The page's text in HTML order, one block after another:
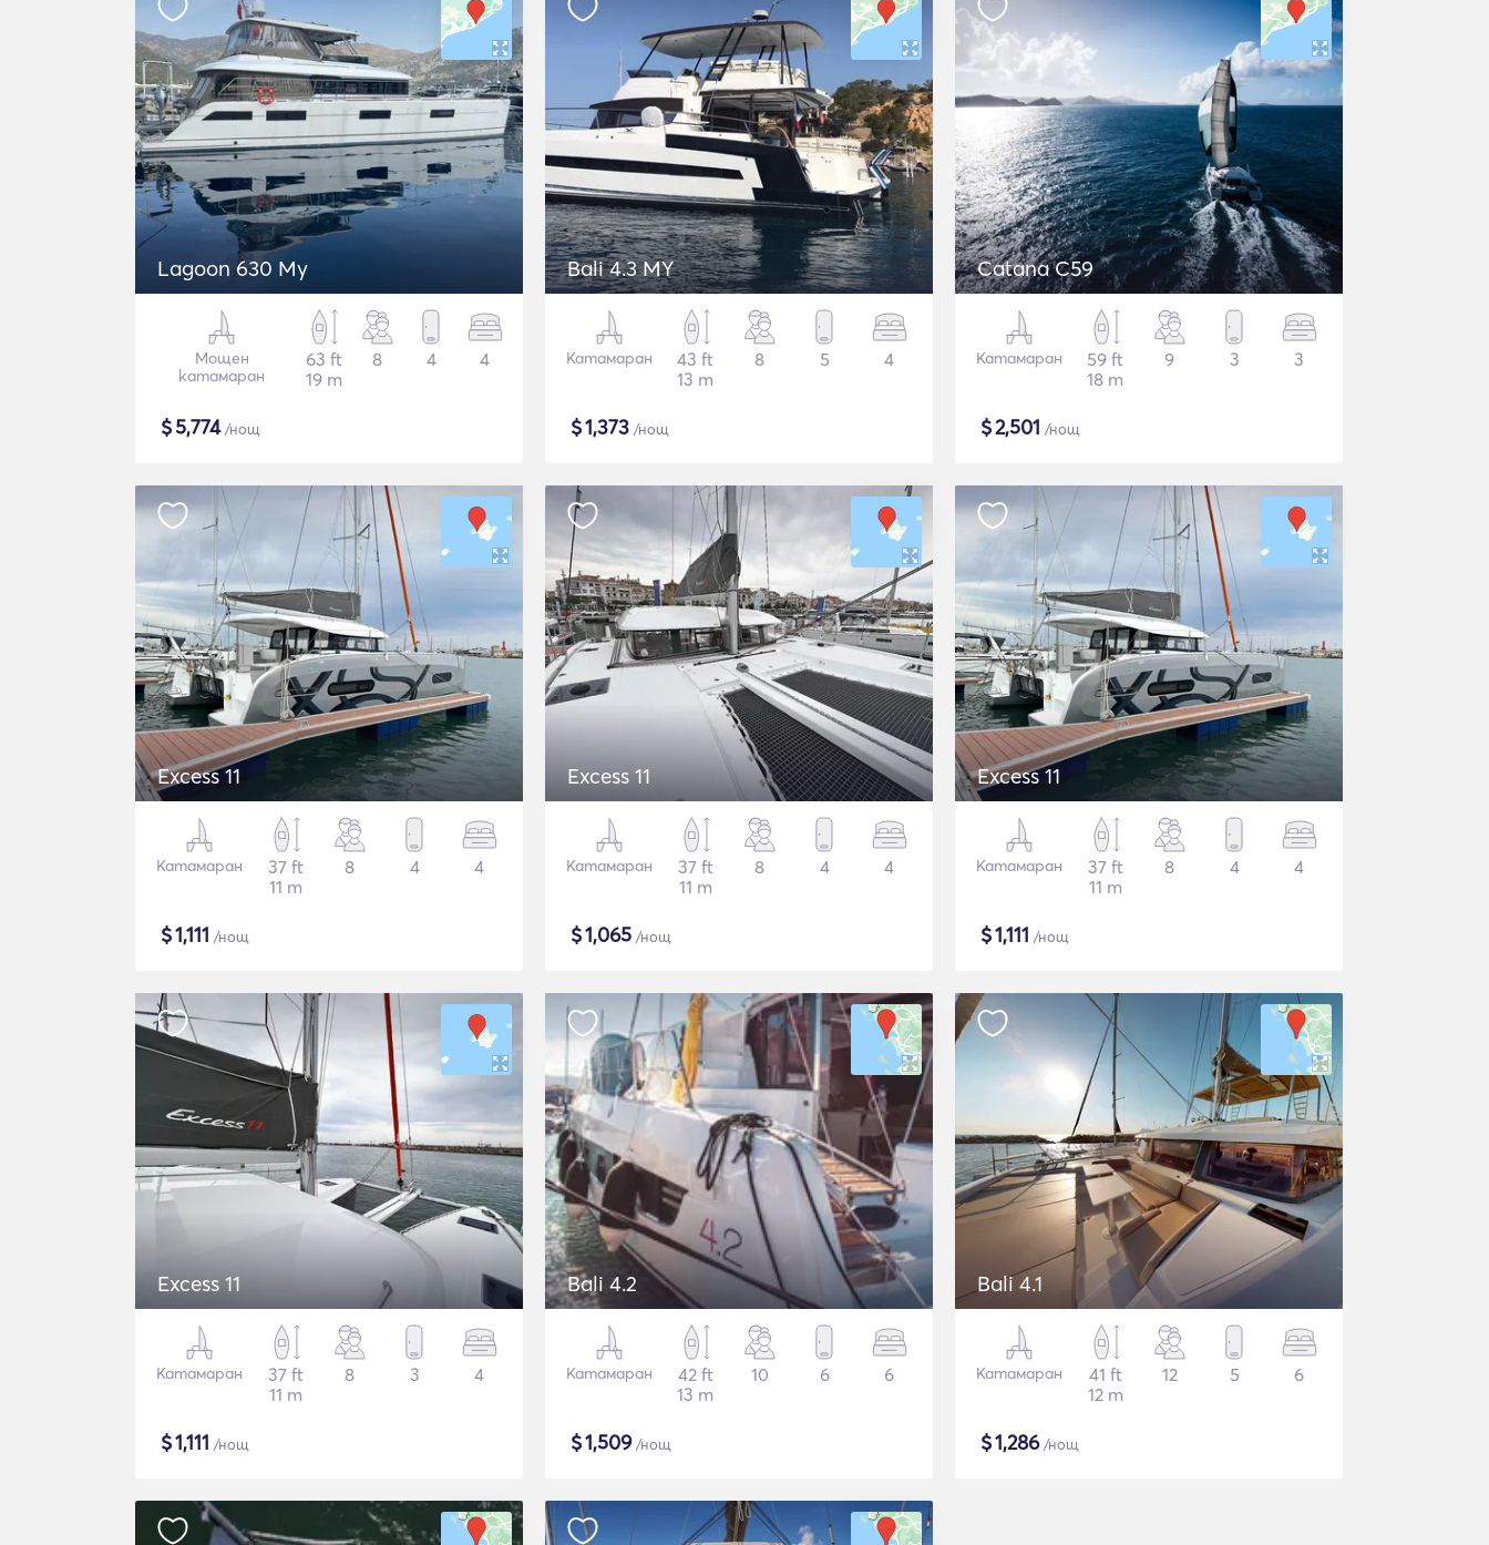
Lagoon 630 My
Мощен
катамаран
63 ft
19 m
8 4 4
$5,774/нощ
Bali 4.3 MY
Катамаран
43 ft
13 m
8 5 4
$1,373 /нощ
Catana C59
Катамаран
59 ft
18 m
9 3 3
$2,501 /нощ
Excess 11
Катамаран
37 ft
11 m
8 4 4
$1,111 /нощ
Excess 11
Катамаран
37 ft
11 m
8 4 4
$1,065 /нощ
Excess 11
Катамаран
37 ft
11 m
8 4 4
$1,111 /нощ
Excess 11
Катамаран
37 ft
11 m
8 3 4
$1,111 /нощ
Bali 4.2
Катамаран
42 ft
13 m
10 6 6
$1,509/нощ
Bali 4.1
Катамаран
41 ft
12 m
12 5 6
$1,286/нощ